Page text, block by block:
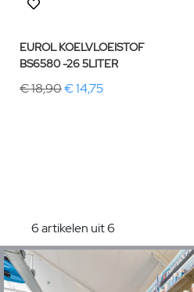
EUROL KOELVLOEISTOF
BS6580 -26 5LITER
€ 18,90€ 14,75
6 artikelen uit 6